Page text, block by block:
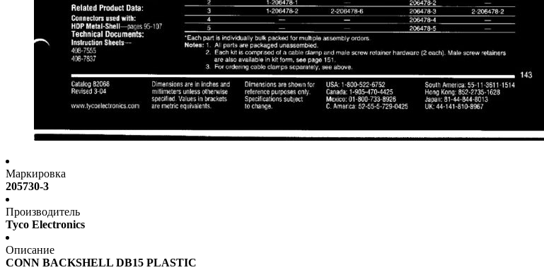
Маркировка
205730-3
Производитель
Tyco Electronics
Описание
CONN BACKSHELL DB15 PLASTIC